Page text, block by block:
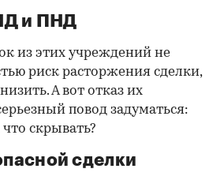
и ПНД
из этих учреждений не
риск расторжения сделки,
А вот отказ их
повод задуматься:
скрывать?
сделки